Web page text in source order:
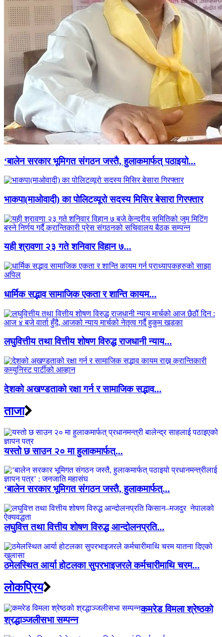
‘बालेन सरकार भूमिगत संगठन जस्तै, हुलाकमार्फत् पठाइयो...
भाकपा(माओवादी) का पोलिटव्यूरो सदस्य मिसिर बेसारा गिरफ्तार
यही श्रावणा २३ गते शनिवार विहान ७...
धार्मिक सद्भाव सामाजिक एकता र शान्ति कायम...
लघुवित्तीय तथा वित्तीय शोषण विरुद्ध राजधानी न्याय...
देशको अखण्डताको रक्षा गर्न र सामाजिक सद्भाव...
ताजा
यस्तो छ साउन २० मा हुलाकमार्फत्...
‘बालेन सरकार भूमिगत संगठन जस्तै, हुलाकमार्फत्...
लघुवित्त तथा वित्तीय शोषण विरुद्ध आन्दोलनप्रति...
ठमेलस्थित आर्या होटलका सुपरभाइजरले कर्मचारीमाथि चरम...
लाेकप्रिय
कमरेड विमला श्रेष्ठको
श्रद्धाञ्जलीसभा सम्पन्न